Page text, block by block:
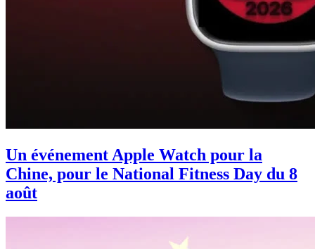
Un événement Apple Watch pour la
Chine, pour le National Fitness Day du 8
août